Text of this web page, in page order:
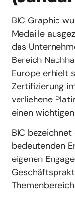
BIC Graphic
Medaille
das
Bereich
Europe erhielt
Zertifizierung
verliehene
einen
BIC
bedeutenden
eigenen